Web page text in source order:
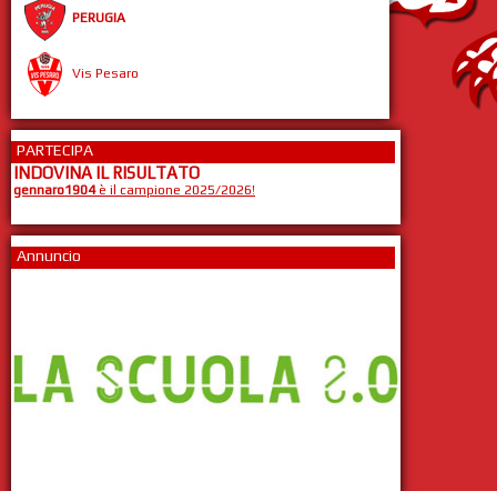
PERUGIA
Vis Pesaro
PARTECIPA
INDOVINA IL RISULTATO
gennaro1904è il campione 2025/2026!
Annuncio